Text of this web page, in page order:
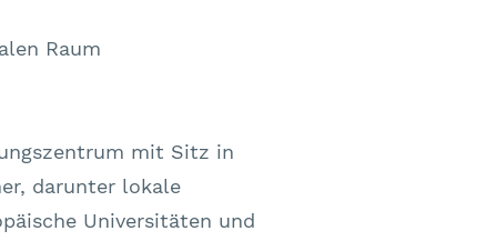
Raum
mit Sitz in
darunter lokale
Universitäten und